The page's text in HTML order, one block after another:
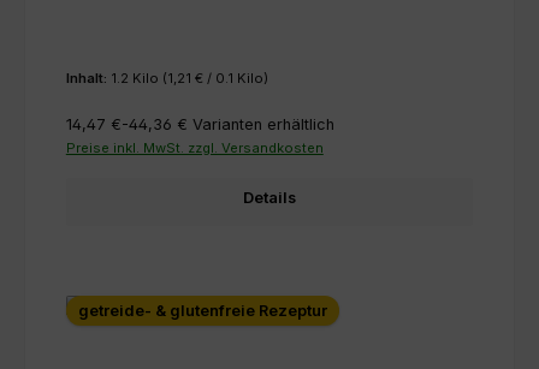
Inhalt: 1.2 Kilo (1,21 € / 0.1 Kilo)
14,47 €-44,36 € Varianten erhältlich
Preise inkl. MwSt. zzgl. Versandkosten
Details
getreide- & glutenfreie Rezeptur